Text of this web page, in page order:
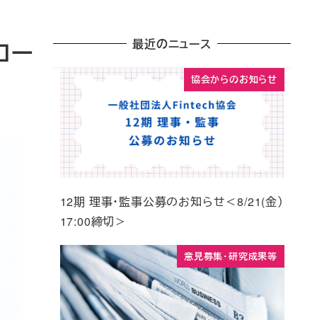
ー 最近のニュース
協会からのお知らせ
12期 理事・監事公募のお知らせ＜8/21(金）
17:00締切＞
意見募集・研究成果等